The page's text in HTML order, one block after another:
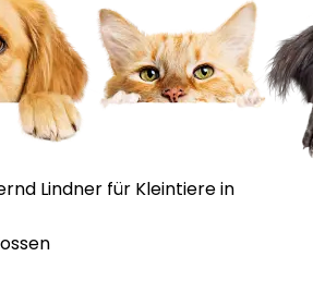
Lindner für Kleintiere in